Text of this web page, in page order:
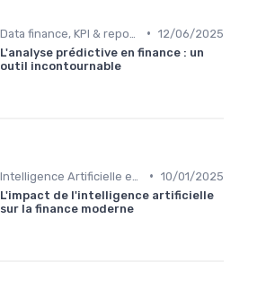
• 12/06/2025
L'analyse prédictive en finance : un
outil incontournable
• 10/01/2025
L'impact de l'intelligence artificielle
sur la finance moderne